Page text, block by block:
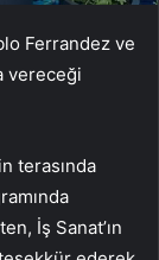
Ferrandez ve
vereceği
terasında
İş Sanat’ın